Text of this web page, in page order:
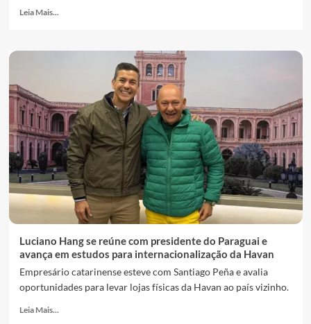
Leia Mais...
Luciano Hang se reúne com presidente do Paraguai e
avança em estudos para internacionalização da Havan
Empresário catarinense esteve com Santiago Peña e avalia
oportunidades para levar lojas físicas da Havan ao país vizinho.
Leia Mais...